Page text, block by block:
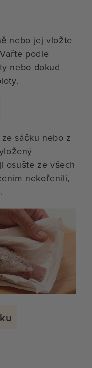
nebo jej vložte
podle
nebo dokud
sáčku nebo z
osušte ze všech
nekořenili,